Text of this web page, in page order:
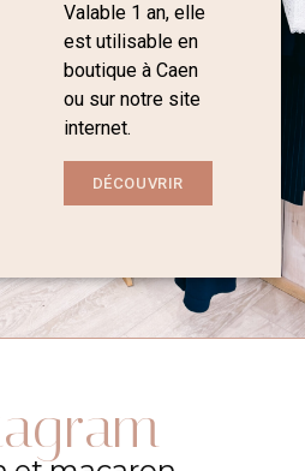
Valable 1 an, elle
est utilisable en
boutique à Caen
ou sur notre site
internet.
DÉCOUVRIR